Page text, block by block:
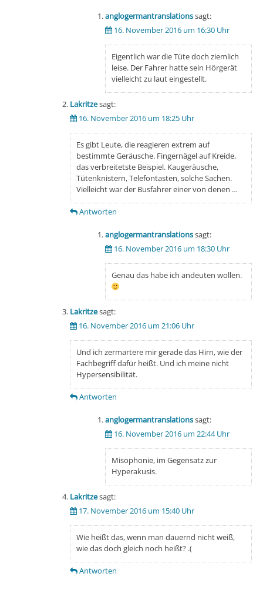
anglogermantranslationssagt:
16. November 2016 um 16:30 Uhr
Eigentlich war die Tüte doch ziemlich
leise. Der Fahrer hatte sein Hörgerät
vielleicht zu laut eingestellt.
Lakritzesagt:
16. November 2016 um 18:25 Uhr
Es gibt Leute, die reagieren extrem auf
bestimmte Geräusche. Fingernägel auf Kreide,
das verbreitetste Beispiel. Kaugeräusche,
Tütenknistern, Telefontasten, solche Sachen.
Vielleicht war der Busfahrer einer von denen …
Antworten
anglogermantranslationssagt:
16. November 2016 um 18:30 Uhr
Genau das habe ich andeuten wollen.
Lakritzesagt:
16. November 2016 um 21:06 Uhr
Und ich zermartere mir gerade das Hirn, wie der
Fachbegriff dafür heißt. Und ich meine nicht
Hypersensibilität.
Antworten
anglogermantranslationssagt:
16. November 2016 um 22:44 Uhr
Misophonie, im Gegensatz zur
Hyperakusis.
Lakritzesagt:
17. November 2016 um 15:40 Uhr
Wie heißt das, wenn man dauernd nicht weiß,
wie das doch gleich noch heißt? .(
Antworten